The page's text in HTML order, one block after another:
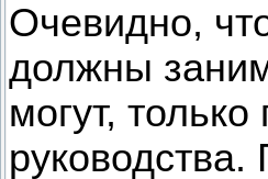
Очевидно,
должны
могут,